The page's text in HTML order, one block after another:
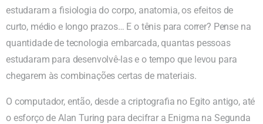
estudaram a fisiologia do corpo, anatomia, os efeitos de
curto, médio e longo prazos… E o tênis para correr? Pense na
quantidade de tecnologia embarcada, quantas pessoas
estudaram para desenvolvê-las e o tempo que levou para
chegarem às combinações certas de materiais.
O computador, então, desde a criptografia no Egito antigo, até
o esforço de Alan Turing para decifrar a Enigma na Segunda